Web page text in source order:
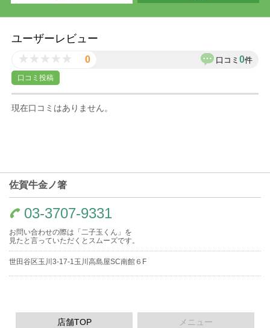
ユーザーレビュー
0 口コミ 0件
口コミ投稿
現在口コミはありません。
佐賀牛金ノ箸
03-3707-9331
お問い合わせの際は「二子玉くん」を
見たと言っていただくとスムーズです。
世田谷区玉川3-17-1玉川高島屋SC南館６F
店舗TOP メニュー